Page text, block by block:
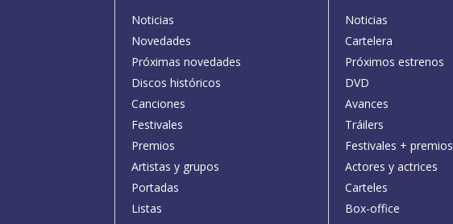
Noticias
Novedades
Próximas novedades
Discos históricos
Canciones
Festivales
Premios
Artistas y grupos
Portadas
Listas
Noticias
Cartelera
Próximos estrenos
DVD
Avances
Tráilers
Festivales + premios
Actores y actrices
Carteles
Box-office